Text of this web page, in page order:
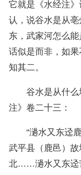
它就是《水经注
认，说谷水是从
东，武家河怎么
话似是而非，如
知其二。
谷水是从什
注》卷二十三：
“濄水又东迳
武平县（鹿邑）
北……濄水又东迳